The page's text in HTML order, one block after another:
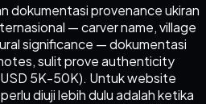
dokumentasi provenance ukiran
— carver name, village
significance — dokumentasi
sulit prove authenticity
5K-50K). Untuk website
diuji lebih dulu adalah ketika